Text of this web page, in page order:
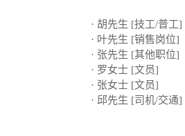
· 胡先生 [技工/普工]
· 叶先生 [销售岗位]
· 张先生 [其他职位]
· 罗女士 [文员]
· 张女士 [文员]
· 邱先生 [司机/交通]